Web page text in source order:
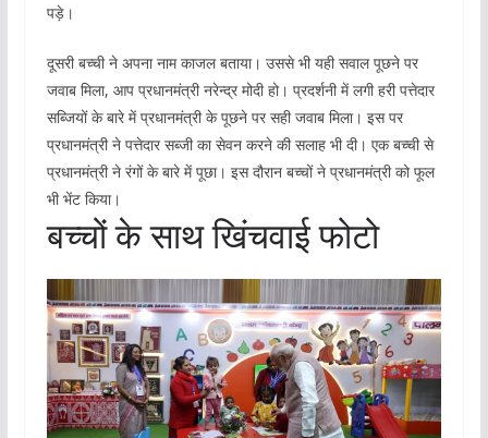
पड़े।
दूसरी बच्ची ने अपना नाम काजल बताया। उससे भी यही सवाल पूछने पर
जवाब मिला, आप प्रधानमंत्री नरेन्द्र मोदी हो। प्रदर्शनी में लगी हरी पत्तेदार
सब्जियों के बारे में प्रधानमंत्री के पूछने पर सही जवाब मिला। इस पर
प्रधानमंत्री ने पत्तेदार सब्जी का सेवन करने की सलाह भी दी। एक बच्ची से
प्रधानमंत्री ने रंगों के बारे में पूछा। इस दौरान बच्चों ने प्रधानमंत्री को फूल
भी भेंट किया।
बच्चों के साथ खिंचवाई फोटो